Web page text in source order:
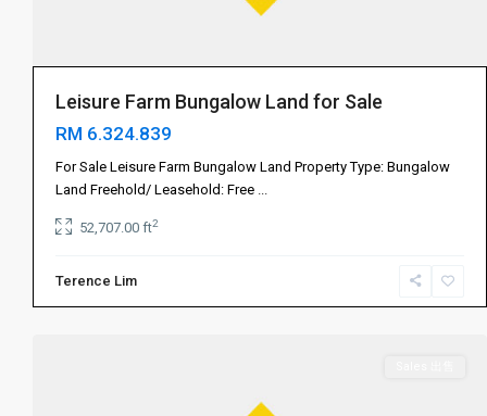
Leisure Farm Bungalow Land for Sale
RM 6.324.839
For Sale Leisure Farm Bungalow Land Property Type: Bungalow
Land Freehold/ Leasehold: Free ...
52,707.00 ft2
Terence Lim
Gelang
Patah
振
山,
林